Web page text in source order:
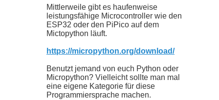
Mittlerweile gibt es haufenweise
leistungsfähige Microcontroller wie den
ESP32 oder den PiPico auf dem
Mictopython läuft.
https://micropython.org/download/
Benutzt jemand von euch Python oder
Micropython? Vielleicht sollte man mal
eine eigene Kategorie für diese
Programmiersprache machen.